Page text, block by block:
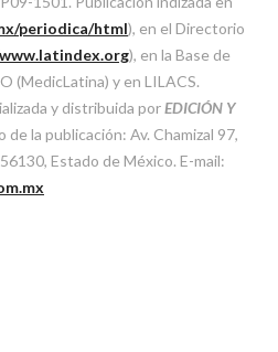
periodica/html), en el Directorio
), en la Base de
(MedicLatina) y en LILACS.
y distribuida porEDICIÓN Y
de la publicación: Av. Chamizal 97,
Estado de México. E-mail: